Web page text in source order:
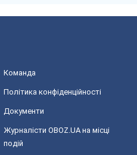
Команда
Політика конфіденційності
Документи
Журналісти OBOZ.UA на місці
подій